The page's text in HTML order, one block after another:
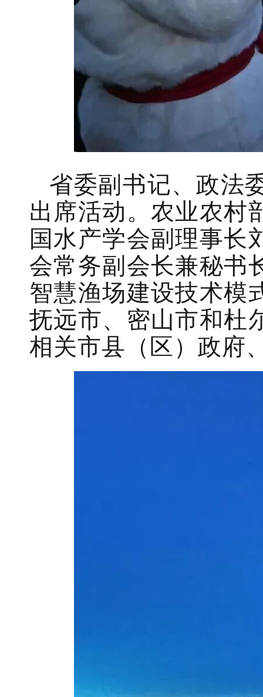
省委副书记、政法
出席活动。农业农村
国水产学会副理事长
会常务副会长兼秘书
智慧渔场建设技术模
抚远市、密山市和杜
相关市县（区）政府